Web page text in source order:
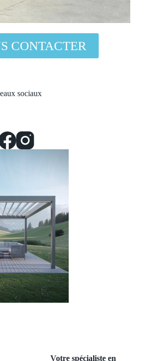
CONTACTER
sociaux
Votre spécialiste en